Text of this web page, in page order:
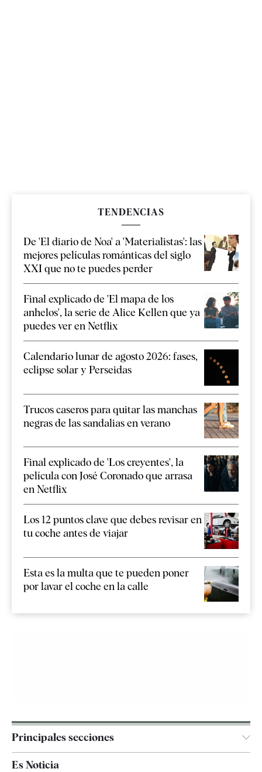
TENDENCIAS
De 'El diario de Noa' a 'Materialistas': las
mejores películas románticas del siglo
XXI que no te puedes perder
Final explicado de 'El mapa de los
anhelos', la serie de Alice Kellen que ya
puedes ver en Netflix
Calendario lunar de agosto 2026: fases,
eclipse solar y Perseidas
Trucos caseros para quitar las manchas
negras de las sandalias en verano
Final explicado de 'Los creyentes', la
película con José Coronado que arrasa
en Netflix
Los 12 puntos clave que debes revisar en
tu coche antes de viajar
Esta es la multa que te pueden poner
por lavar el coche en la calle
Principales secciones
España
Es Noticia